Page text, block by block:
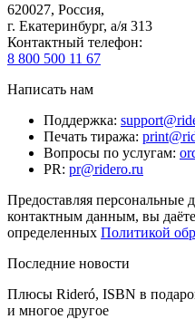
620027, Россия,
г. Екатеринбург, а/я 313
Контактный телефон:
8 800 500 11 67
Написать нам
Поддержка:
Печать тиража:
Вопросы по услугам:
PR: pr@ridero.ru
Предоставляя персональные
контактным данным, вы даёте
определенных Политикой
Последние новости
Плюсы Rideró, ISBN в
и многое другое